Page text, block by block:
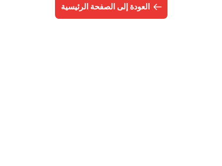
العودة إلى الصفحة الرئيسية